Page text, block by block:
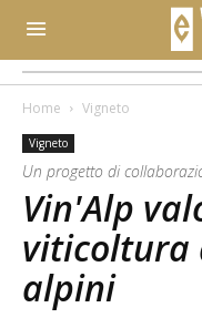
Home Vigneto
Vigneto
Un progetto di
Vin'Alp
viticoltura
alpini